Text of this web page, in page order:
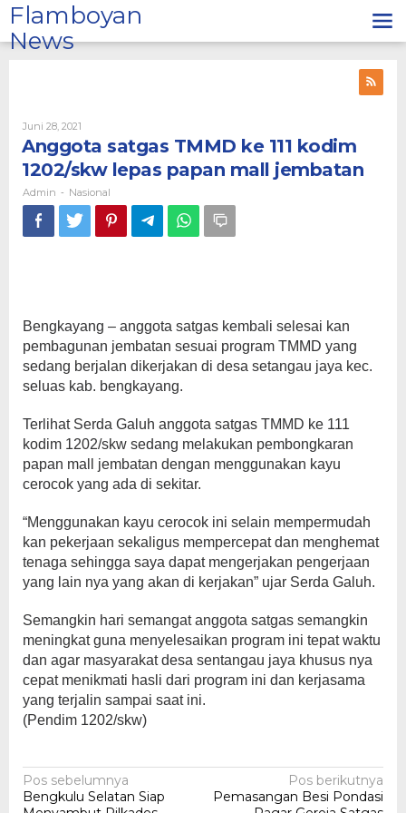
Lewati
ke
konten
Flamboyan
News
Juni 28, 2021
Admin
Anggota satgas TMMD ke 111 kodim
1202/skw lepas papan mall jembatan
Admin - Nasional
Bengkayang – anggota satgas kembali selesai kan
pembagunan jembatan sesuai program TMMD yang
sedang berjalan dikerjakan di desa setangau jaya kec.
seluas kab. bengkayang.
Terlihat Serda Galuh anggota satgas TMMD ke 111
kodim 1202/skw sedang melakukan pembongkaran
papan mall jembatan dengan menggunakan kayu
cerocok yang ada di sekitar.
“Menggunakan kayu cerocok ini selain mempermudah
kan pekerjaan sekaligus mempercepat dan menghemat
tenaga sehingga saya dapat mengerjakan pengerjaan
yang lain nya yang akan di kerjakan” ujar Serda Galuh.
Semangkin hari semangat anggota satgas semangkin
meningkat guna menyelesaikan program ini tepat waktu
dan agar masyarakat desa sentangau jaya khusus nya
cepat menikmati hasli dari program ini dan kerjasama
yang terjalin sampai saat ini.
(Pendim 1202/skw)
Navigasi
Pos sebelumnya
Bengkulu Selatan Siap
Pos berikutnya
Pemasangan Besi Pondasi